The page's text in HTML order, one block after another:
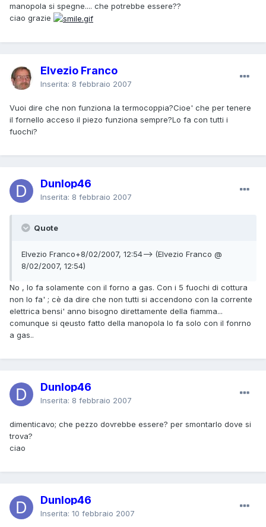
manopola si spegne.... che potrebbe essere??
ciao grazie
Elvezio Franco
Inserita: 8 febbraio 2007
Vuoi dire che non funziona la termocoppia?Cioe' che per tenere
il fornello acceso il piezo funziona sempre?Lo fa con tutti i
fuochi?
Dunlop46
Inserita: 8 febbraio 2007
Quote
Elvezio Franco+8/02/2007, 12:54--> (Elvezio Franco @
8/02/2007, 12:54)
No , lo fa solamente con il forno a gas. Con i 5 fuochi di cottura
non lo fa' ; cè da dire che non tutti si accendono con la corrente
elettrica bensi' anno bisogno direttamente della fiamma...
comunque si qeusto fatto della manopola lo fa solo con il fonrno
a gas..
Dunlop46
Inserita: 8 febbraio 2007
dimenticavo; che pezzo dovrebbe essere? per smontarlo dove si
trova?
ciao
Dunlop46
Inserita: 10 febbraio 2007